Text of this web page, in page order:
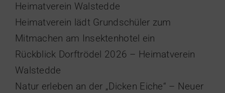
Heimatverein Walstedde
Heimatverein lädt Grundschüler zum
Mitmachen am Insektenhotel ein
Rückblick Dorftrödel 2026 – Heimatverein
Walstedde
Natur erleben an der „Dicken Eiche“ – Neuer